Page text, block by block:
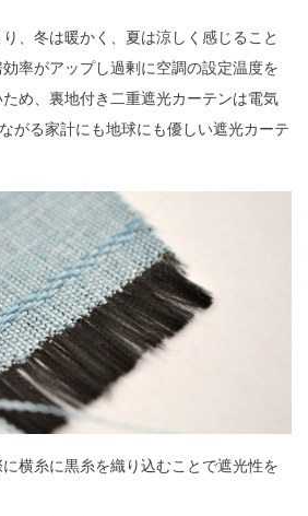
、冬は暖かく、夏は涼しく感じること
率がアップし過剰に空調の設定温度を
ため、裏地付き二重遮光カーテンは電気
がる家計にも地球にも優しい遮光カーテ
横糸に黒糸を織り込むことで遮光性を